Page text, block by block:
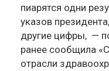
пиарятся одни
указов
другие цифры, —
ранее сообщила
отрасли